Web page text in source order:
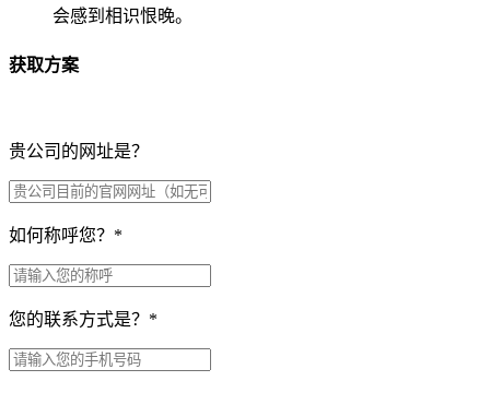
会感到相识恨晚。
获取方案
贵公司的网址是？
如何称呼您？ *
您的联系方式是？ *